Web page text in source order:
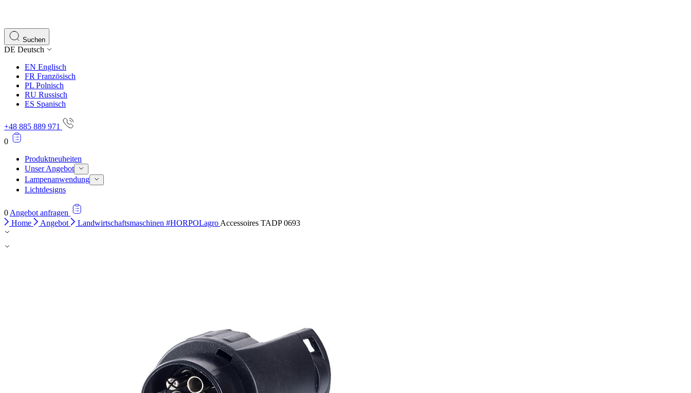
Suchen
DE Deutsch
EN Englisch
FR Französisch
PL Polnisch
RU Russisch
ES Spanisch
+48 885 889 971
0
Produktneuheiten
Unser Angebot
Lampenanwendung
Lichtdesigns
0Angebot anfragen
Home
Angebot Landwirtschaftsmaschinen #HORPOLagroAccessoires TADP 0693